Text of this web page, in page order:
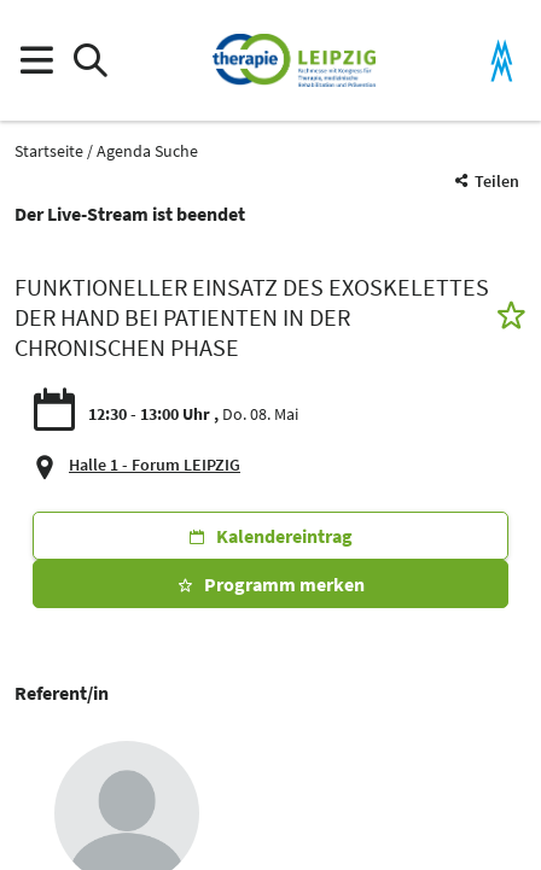
Startseite
Agenda Suche
Teilen
Der Live-Stream ist beendet
FUNKTIONELLER EINSATZ DES EXOSKELETTES
DER HAND BEI PATIENTEN IN DER
CHRONISCHEN PHASE
12:30 - 13:00 Uhr Do. 08. Mai
Halle 1 - Forum LEIPZIG
Kalendereintrag
Programm merken
Referent/in